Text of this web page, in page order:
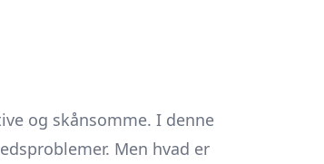
og skånsomme. I denne
Men hvad er